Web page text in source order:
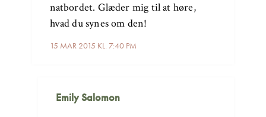
15 MAR 2015 KL. 7:40 PM
natbordet. Glæder mig til at høre,
hvad du synes om den!
Emily Salomon